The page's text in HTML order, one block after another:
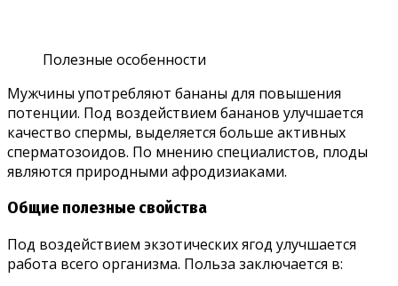
Полезные особенности
Мужчины употребляют бананы для повышения
потенции. Под воздействием бананов улучшается
качество спермы, выделяется больше активных
сперматозоидов. По мнению специалистов, плоды
являются природными афродизиаками.
Общие полезные свойства
Под воздействием экзотических ягод улучшается
работа всего организма. Польза заключается в: